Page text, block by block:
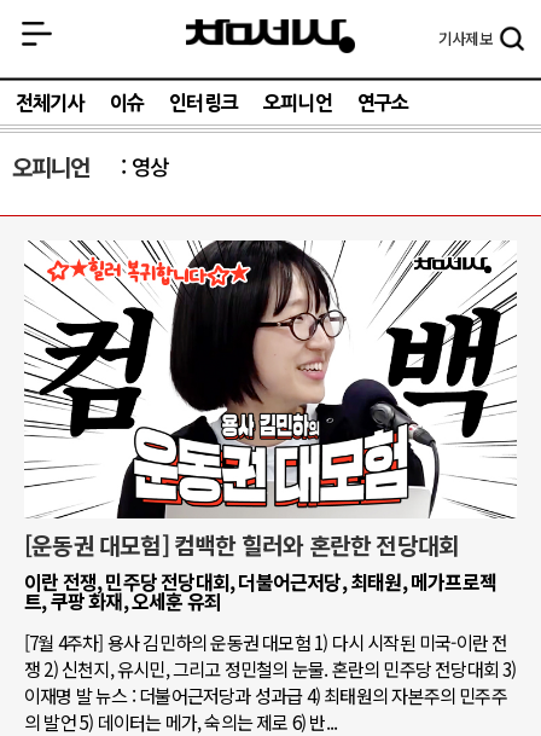
기사제보
전체기사 이슈 인터링크 오피니언 연구소
오피니언 영상
[운동권 대모험] 컴백한 힐러와 혼란한 전당대회
이란 전쟁, 민주당 전당대회, 더불어근저당, 최태원, 메가프로젝
트, 쿠팡 화재, 오세훈 유죄
[7월 4주차] 용사 김민하의 운동권 대모험 1) 다시 시작된 미국-이란 전
쟁 2) 신천지, 유시민, 그리고 정민철의 눈물. 혼란의 민주당 전당대회 3)
이재명 발 뉴스 : 더불어근저당과 성과급 4) 최태원의 자본주의 민주주
의 발언 5) 데이터는 메가, 숙의는 제로 6) 반...